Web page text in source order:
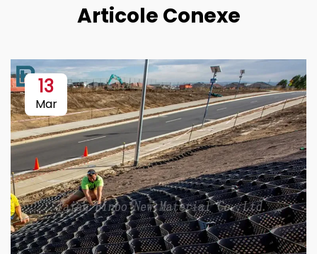
Articole Conexe
13
Mar